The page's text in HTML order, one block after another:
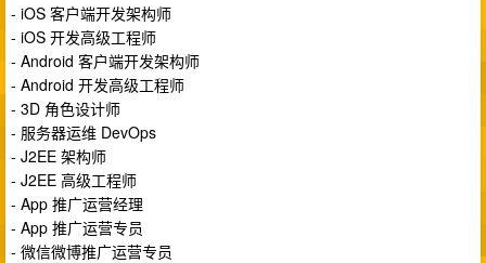
- iOS 客户端开发架构师
- iOS 开发高级工程师
- Android 客户端开发架构师
- Android 开发高级工程师
- 3D 角色设计师
- 服务器运维 DevOps
- J2EE 架构师
- J2EE 高级工程师
- App 推广运营经理
- App 推广运营专员
- 微信微博推广运营专员